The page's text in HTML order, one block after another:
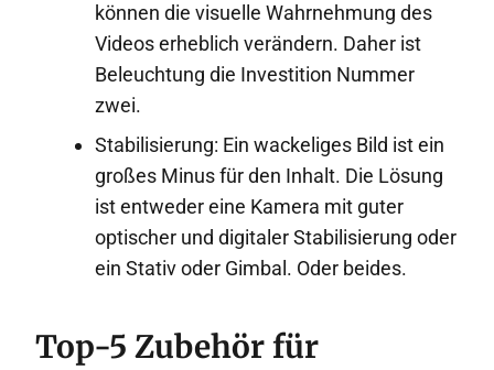
können die visuelle Wahrnehmung des
Videos erheblich verändern. Daher ist
Beleuchtung die Investition Nummer
zwei.
Stabilisierung: Ein wackeliges Bild ist ein
großes Minus für den Inhalt. Die Lösung
ist entweder eine Kamera mit guter
optischer und digitaler Stabilisierung oder
ein Stativ oder Gimbal. Oder beides.
Top-5 Zubehör für